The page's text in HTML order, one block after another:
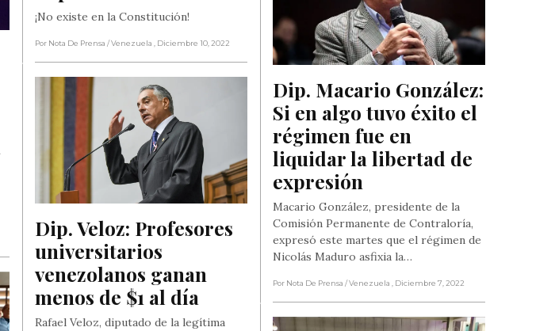
¡No existe en la Constitución!
Por Nota De Prensa / Venezuela , Diciembre 10, 2022
Dip. Macario González:
Si en algo tuvo éxito el
régimen fue en
liquidar la libertad de
expresión
Macario González, presidente de la
Comisión Permanente de Contraloría,
expresó este martes que el régimen de
Nicolás Maduro asfixia la…
Por Nota De Prensa / Venezuela , Diciembre 7, 2022
Dip. Veloz: Profesores
universitarios
venezolanos ganan
menos de $1 al día
Rafael Veloz, diputado de la legítima